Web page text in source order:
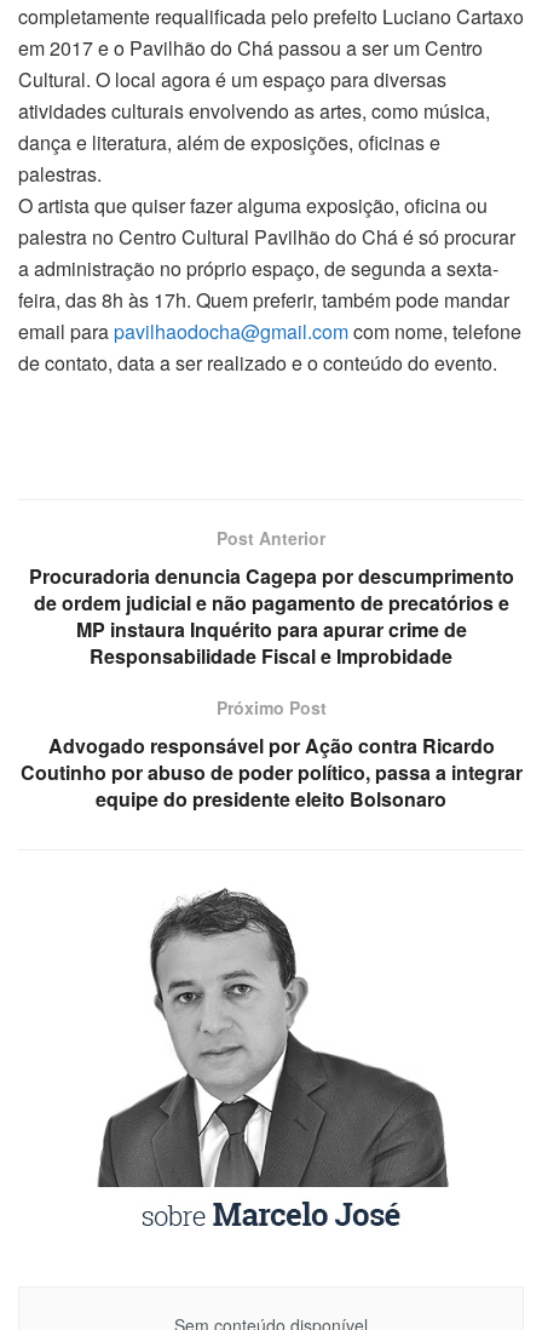
completamente requalificada pelo prefeito Luciano Cartaxo
em 2017 e o Pavilhão do Chá passou a ser um Centro
Cultural. O local agora é um espaço para diversas
atividades culturais envolvendo as artes, como música,
dança e literatura, além de exposições, oficinas e
palestras.
O artista que quiser fazer alguma exposição, oficina ou
palestra no Centro Cultural Pavilhão do Chá é só procurar
a administração no próprio espaço, de segunda a sexta-
feira, das 8h às 17h. Quem preferir, também pode mandar
email parapavilhaodocha@gmail.comcom nome, telefone
de contato, data a ser realizado e o conteúdo do evento.
Post Anterior
Procuradoria denuncia Cagepa por descumprimento
de ordem judicial e não pagamento de precatórios e
MP instaura Inquérito para apurar crime de
Responsabilidade Fiscal e Improbidade
Próximo Post
Advogado responsável por Ação contra Ricardo
Coutinho por abuso de poder político, passa a integrar
equipe do presidente eleito Bolsonaro
Sem conteúdo disponível